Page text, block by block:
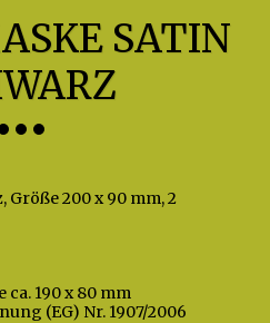
SATIN
Größe 200 x 90 mm, 2
ca. 190 x 80 mm
(EG) Nr. 1907/2006